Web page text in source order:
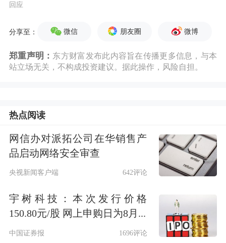
回应
分享至： 微信 朋友圈 微博
郑重声明： 东方财富发布此内容旨在传播更多信息，与本
站立场无关，不构成投资建议。据此操作，风险自担。
热点阅读
网信办对派拓公司在华销售产
品启动网络安全审查
央视新闻客户端 642评论
宇树科技：本次发行价格
150.80元/股 网上申购日为8月...
中国证券报 1696评论